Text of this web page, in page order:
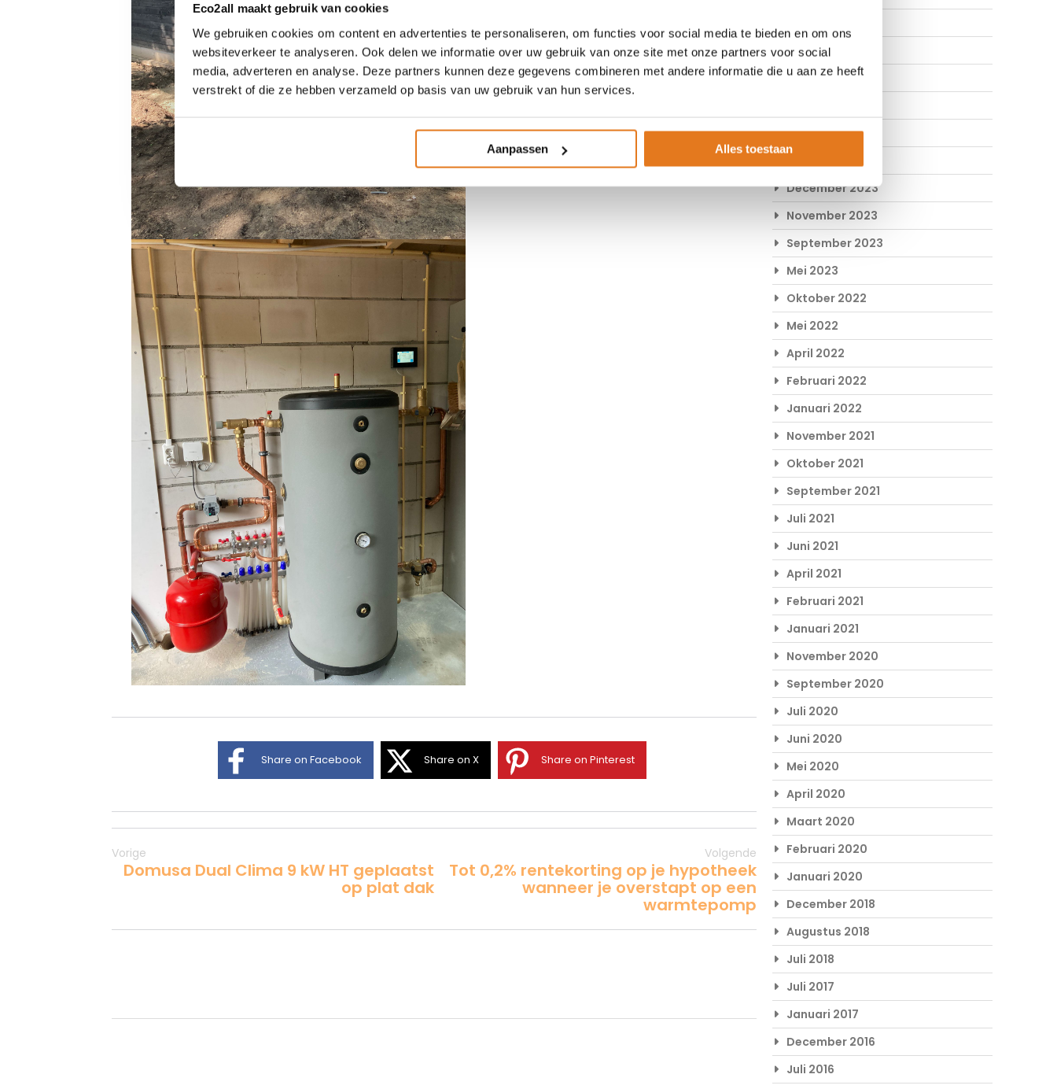
Eco2all maakt gebruik van cookies
We gebruiken cookies om content en advertenties te personaliseren, om functies voor social media te bieden en om ons
websiteverkeer te analyseren. Ook delen we informatie over uw gebruik van onze site met onze partners voor social
media, adverteren en analyse. Deze partners kunnen deze gegevens combineren met andere informatie die u aan ze heeft
verstrekt of die ze hebben verzameld op basis van uw gebruik van hun services.
Aanpassen Alles toestaan
Share on Facebook Share on X Share on Pinterest
Vorige
Domusa Dual Clima 9 kW HT geplaatst
op plat dak
Volgende
Tot 0,2% rentekorting op je hypotheek
wanneer je overstapt op een
warmtepomp
Mei 2024
April 2024
Februari 2024
December 2023
November 2023
September 2023
Mei 2023
Oktober 2022
Mei 2022
April 2022
Februari 2022
Januari 2022
November 2021
Oktober 2021
September 2021
Juli 2021
Juni 2021
April 2021
Februari 2021
Januari 2021
November 2020
September 2020
Juli 2020
Juni 2020
Mei 2020
April 2020
Maart 2020
Februari 2020
Januari 2020
December 2018
Augustus 2018
Juli 2018
Juli 2017
Januari 2017
December 2016
Juli 2016